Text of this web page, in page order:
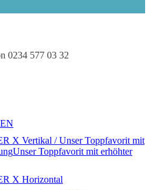
0234 577 03 32
X Vertikal / Unser Toppfavorit mit
Unser Toppfavorit mit erhöhter
X Horizontal